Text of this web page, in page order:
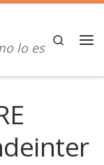
lo es
Search